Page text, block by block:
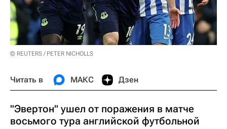
© REUTERS / PETER NICHOLLS
Читать в МАКС Дзен
"Эвертон" ушел от поражения в матче
восьмого тура английской футбольной